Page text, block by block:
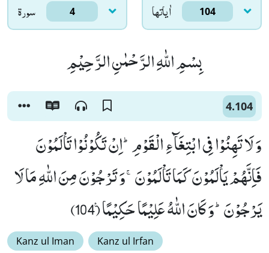
سورۃ 4 اٰياتها 104
بِسْمِ اللّٰهِ الرَّحْمٰنِ الرَّحِیْمِ
4.104
وَ لَا تَهِنُوْا فِی ابْتِغَآءِ الْقَوْمِؕ-اِنْ تَكُوْنُوْا تَاْلَمُوْنَ
فَاِنَّهُمْ یَاْلَمُوْنَ كَمَا تَاْلَمُوْنَۚ-وَ تَرْجُوْنَ مِنَ اللّٰهِ مَا لَا
یَرْجُوْنَؕ-وَ كَانَ اللّٰهُ عَلِیْمًا حَكِیْمًا۠ (104)
Kanz ul Iman Kanz ul Irfan